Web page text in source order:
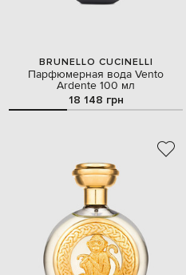
BRUNELLO CUCINELLI
Парфюмерная вода Vento
Ardente 100 мл
18 148 грн